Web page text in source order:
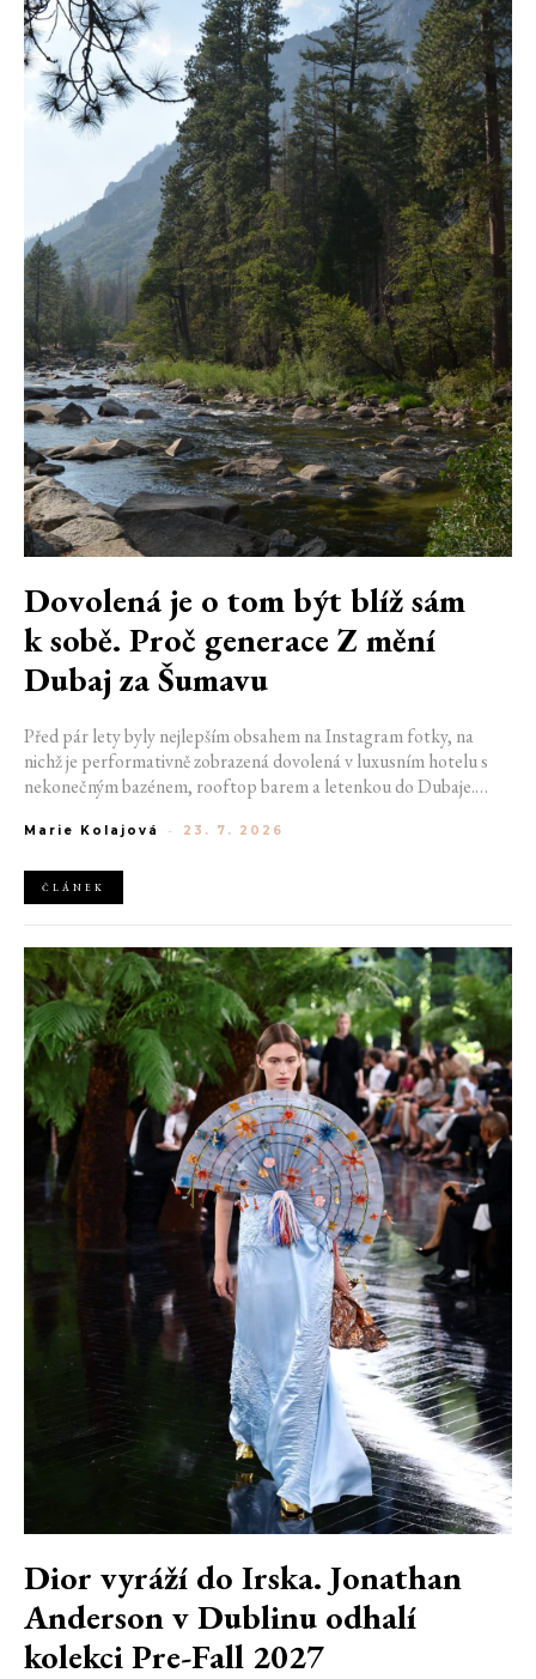
Dovolená je o tom být blíž sám
k sobě. Proč generace Z mění
Dubaj za Šumavu
Před pár lety byly nejlepším obsahem na Instagram fotky, na
nichž je performativně zobrazená dovolená v luxusním hotelu s
nekonečným bazénem, rooftop barem a letenkou do Dubaje.
horách. Ranní koupání v lomu. Výlet vlakem na Šumavu.
Marie Kolajová - 23. 7. 2026
ČLÁNEK
Dior vyráží do Irska. Jonathan
Anderson v Dublinu odhalí
kolekci Pre-Fall 2027